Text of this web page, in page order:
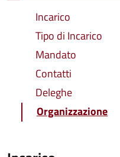
Incarico
Tipo di Incarico
Mandato
Contatti
Deleghe
Organizzazione